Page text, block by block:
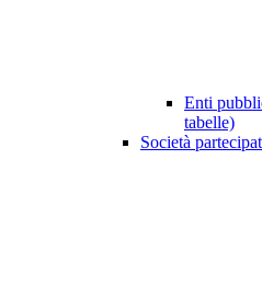
Enti
tabelle)
Società